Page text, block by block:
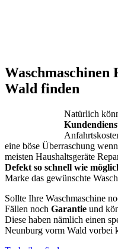
Wald finden
Natürlich
eine böse Überraschung
meisten Haushaltsgeräte
Defekt so schnell wie
Marke das gewünschte
Sollte Ihre Waschmaschine
Fällen noch Garantie und
Diese haben nämlich einen
Neunburg vorm Wald vorbei